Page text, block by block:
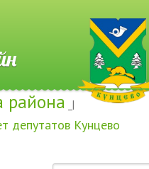
района _|
депутатов Кунцево